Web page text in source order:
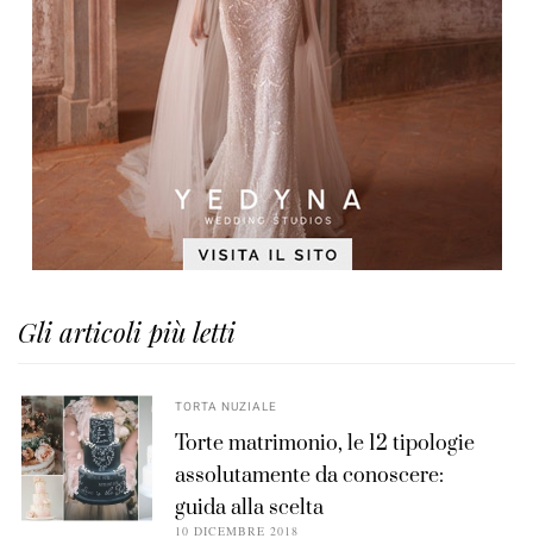
Gli articoli più letti
TORTA NUZIALE
Torte matrimonio, le 12 tipologie
assolutamente da conoscere:
guida alla scelta
10 DICEMBRE 2018